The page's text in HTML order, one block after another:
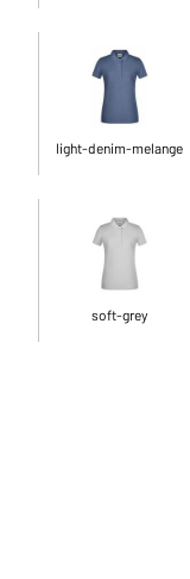
light-denim-melange
soft-grey